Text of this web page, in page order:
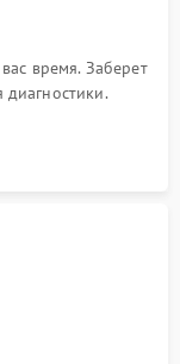
время. Заберет
диагностики.